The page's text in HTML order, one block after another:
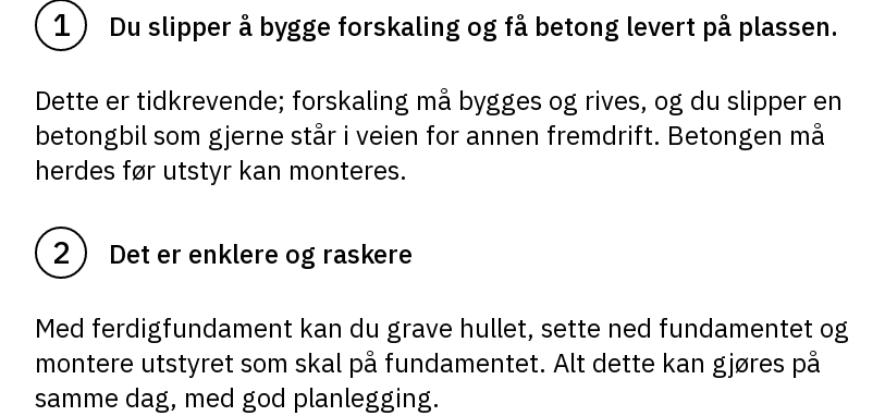
Du slipper å bygge forskaling og få betong levert på plassen.
Dette er tidkrevende; forskaling må bygges og rives, og du slipper en
betongbil som gjerne står i veien for annen fremdrift. Betongen må
herdes før utstyr kan monteres.
Det er enklere og raskere
Med ferdigfundament kan du grave hullet, sette ned fundamentet og
montere utstyret som skal på fundamentet. Alt dette kan gjøres på
samme dag, med god planlegging.